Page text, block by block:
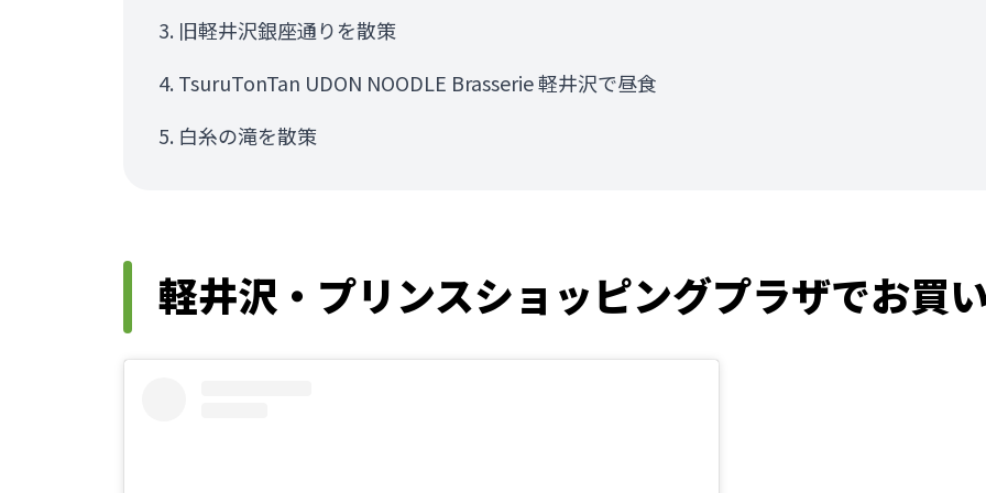
旧軽井沢銀座通りを散策
TsuruTonTan UDON NOODLE Brasserie 軽井沢で昼食
白糸の滝を散策
軽井沢・プリンスショッピングプラザでお買